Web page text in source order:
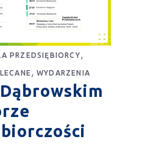
PRZEDSIĘBIORCY,
, WYDARZENIA